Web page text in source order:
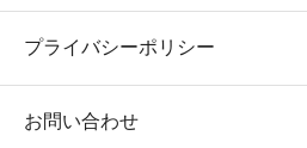
プライバシーポリシー
お問い合わせ